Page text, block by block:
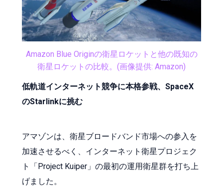
Amazon Blue Originの衛星ロケットと他の既知の
衛星ロケットの比較。(画像提供: Amazon)
低軌道インターネット競争に本格参戦、SpaceX
のStarlinkに挑む
アマゾンは、衛星ブロードバンド市場への参入を
加速させるべく、インターネット衛星プロジェク
ト「Project Kuiper」の最初の運用衛星群を打ち上
げました。